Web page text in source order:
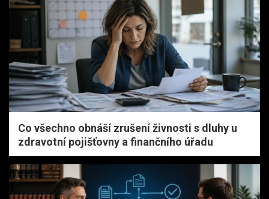
Co všechno obnáší zrušení živnosti s dluhy u
zdravotní pojišťovny a finančního úřadu